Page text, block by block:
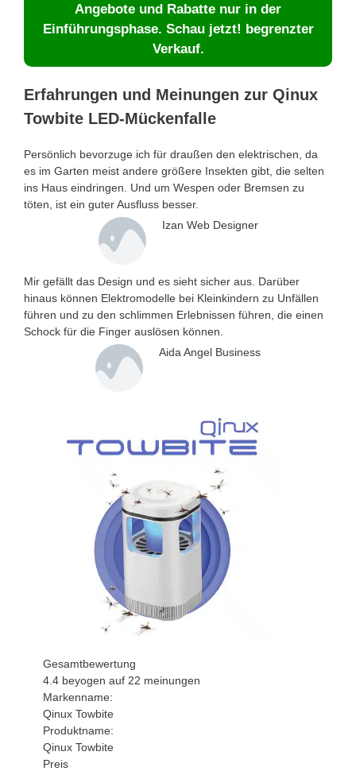
Angebote und Rabatte nur in der
Einführungsphase. Schau jetzt! begrenzter
Verkauf.
Erfahrungen und Meinungen zur Qinux
Towbite LED-Mückenfalle
Persönlich bevorzuge ich für draußen den elektrischen, da
es im Garten meist andere größere Insekten gibt, die selten
ins Haus eindringen. Und um Wespen oder Bremsen zu
töten, ist ein guter Ausfluss besser.
Izan Web Designer
Mir gefällt das Design und es sieht sicher aus. Darüber
hinaus können Elektromodelle bei Kleinkindern zu Unfällen
führen und zu den schlimmen Erlebnissen führen, die einen
Schock für die Finger auslösen können.
Aida Angel Business
Gesamtbewertung
4.4 beyogen auf 22 meinungen
Markenname:
Qinux Towbite
Produktname:
Qinux Towbite
Preis